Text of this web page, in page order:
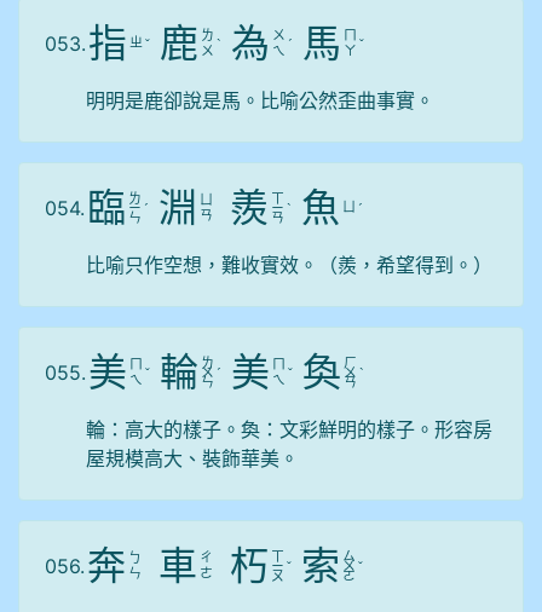
053. 指 ㄓ ˇ 鹿 ㄌ
ㄨ ˋ 為 ㄨ
ㄟ ˊ 馬 ㄇ
ㄚ ˇ
明明是鹿卻說是馬。比喻公然歪曲事實。
054. 臨 ㄌ
ㄧ
ㄣ
ˊ 淵
ㄢ
羨 ㄒ
ㄧ
ㄢ
ˋ 魚 ˊ
比喻只作空想，難收實效。（羨，希望得到。）
055. 美 ㄇ
ㄟ ˇ 輪 ㄌ
ㄨ
ㄣ
ˊ 美 ㄇ
ㄟ ˇ 奐 ㄏ
ㄨ
ㄢ
ˋ
輪：高大的樣子。奐：文彩鮮明的樣子。形容房
屋規模高大、裝飾華美。
056. 奔 ㄅ
ㄣ
車 ㄔ
ㄜ
朽 ㄒ
ㄧ
ㄡ
ˇ 索 ㄙ
ㄨ
ㄛ
ˇ